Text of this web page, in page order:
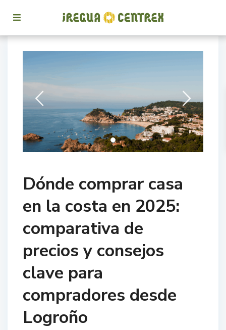
Dónde comprar casa
en la costa en 2025:
comparativa de
precios y consejos
clave para
compradores desde
Logroño